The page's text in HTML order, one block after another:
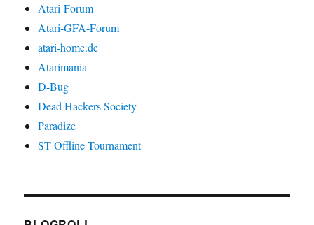
Atari-Forum
Atari-GFA-Forum
atari-home.de
Atarimania
D-Bug
Dead Hackers Society
Paradize
ST Offline Tournament